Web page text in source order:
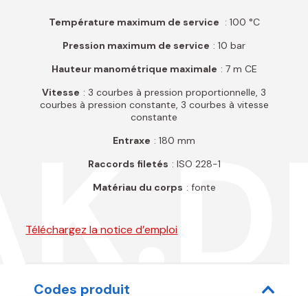
Température maximum de service : 100 °C
Pression maximum de service : 10 bar
Hauteur manométrique maximale : 7 m CE
Vitesse : 3 courbes à pression proportionnelle, 3
courbes à pression constante, 3 courbes à vitesse
constante
Entraxe : 180 mm
Raccords filetés : ISO 228-1
Matériau du corps : fonte
Téléchargez la notice d’emploi
Codes produit